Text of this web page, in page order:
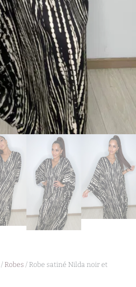
/ Robes / Robe satiné Nilda noir et